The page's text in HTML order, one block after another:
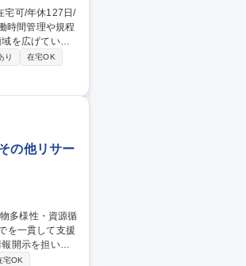
を広げていた
働時間、就業
に人事制度運
り
在宅OK
の他リサー
開示を担いま
宅OK